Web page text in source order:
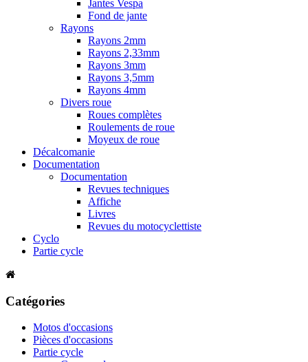
Jantes Vespa
Fond de jante
Rayons
Rayons 2mm
Rayons 2,33mm
Rayons 3mm
Rayons 3,5mm
Rayons 4mm
Divers roue
Roues complètes
Roulements de roue
Moyeux de roue
Décalcomanie
Documentation
Documentation
Revues techniques
Affiche
Livres
Revues du motocyclettiste
Cyclo
Partie cycle
Catégories
Motos d'occasions
Pièces d'occasions
Partie cycle